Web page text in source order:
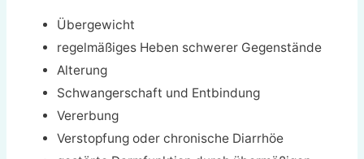
Übergewicht
regelmäßiges Heben schwerer Gegenstände
Alterung
Schwangerschaft und Entbindung
Vererbung
Verstopfung oder chronische Diarrhöe